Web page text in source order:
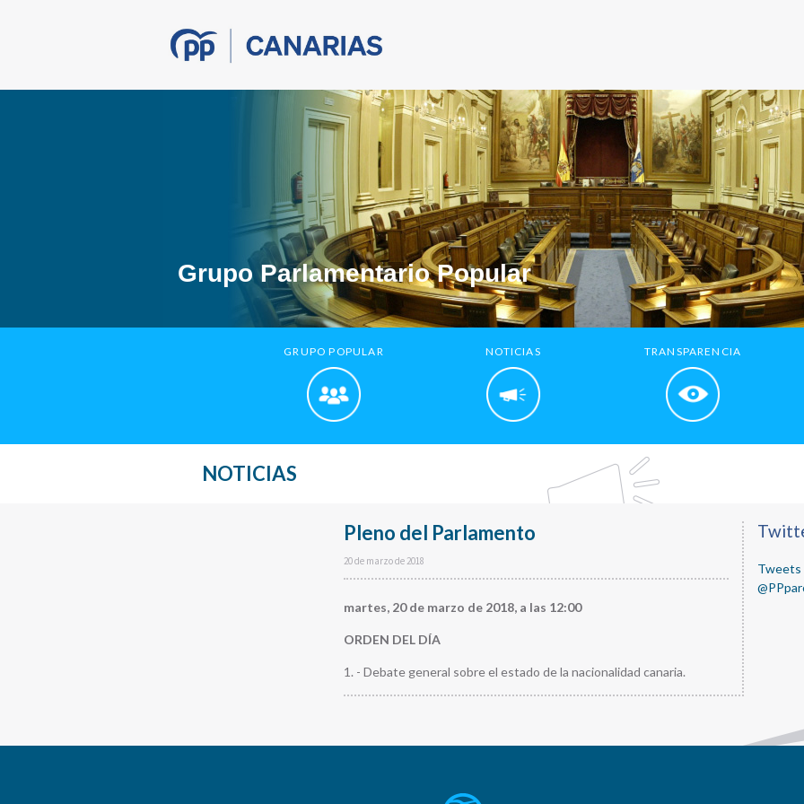
Grupo Parlamentario Popular
GRUPO POPULAR NOTICIAS TRANSPARENCIA
NOTICIAS
Pleno del Parlamento
20 de marzo de 2018
martes, 20 de marzo de 2018, a las 12:00
ORDEN DEL DÍA
1. - Debate general sobre el estado de la nacionalidad canaria.
Sidebar
Tweets